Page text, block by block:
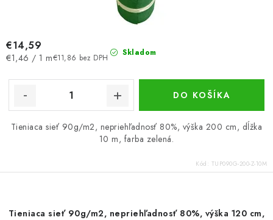
Skladom
€11,86 bez DPH
€14,59
Jednotková
€1,46 / 1 m
DO KOŠÍKA
Tieniaca sieť 90g/m2, nepriehľadnosť 80%, výška 200 cm, dĺžka
10 m, farba zelená.
Kód: TUP090G-200-Z-10M
Tieniaca sieť 90g/m2, nepriehľadnosť 80%, výška 120 cm,